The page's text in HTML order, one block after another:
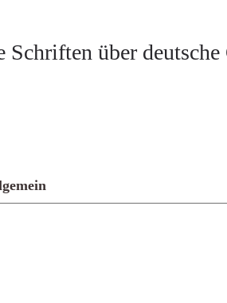
Schriften über